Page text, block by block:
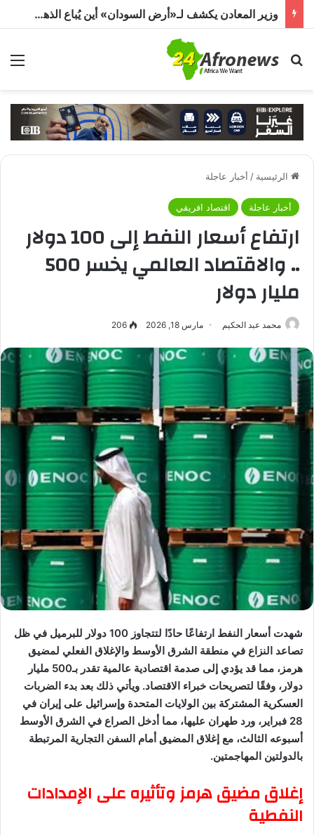
وزير المعادن يكشف لـ«أرض السودان» أين يُباع الذهب السوداني
بحث عن
الرئيسية / أخبار عاجلة
أخبار عاجلة اقتصاد افريقي
ارتفاع أسعار النفط إلى 100 دولار
.. والاقتصاد العالمي يخسر 500
مليار دولار
محمد عبد الحكيم مارس 18, 2026 206
شهدت أسعار النفط ارتفاعًا حادًا لتتجاوز 100 دولار للبرميل في ظل
تصاعد النزاع في منطقة الشرق الأوسط والإغلاق الفعلي لمضيق
هرمز، مما قد يؤدي إلى صدمة اقتصادية عالمية تقدر بـ500 مليار
دولار، وفقًا لتصريحات خبراء الاقتصاد. ويأتي ذلك بعد بدء الضربات
العسكرية المشتركة بين الولايات المتحدة وإسرائيل على إيران في
28 فبراير، ورد طهران عليها، مما أدخل الصراع في الشرق الأوسط
أسبوعه الثالث، مع إغلاق المضيق أمام السفن التجارية المرتبطة
بالدولتين المهاجمتين.
إغلاق مضيق هرمز وتأثيره على الإمدادات
النفطية